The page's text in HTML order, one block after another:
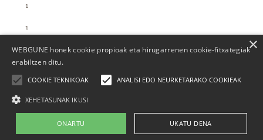
1
1
ZTH-REN KOPURUAK
WEBGUNE honek cookie propioak eta hirugarrenen cookie-fitxategiak
erabiltzen ditu.
COOKIE TEKNIKOAK ANALISI EDO NEURKETARAKO COOKIEAK
XEHETASUNAK IKUSI
ONARTU UKATU DENA
×